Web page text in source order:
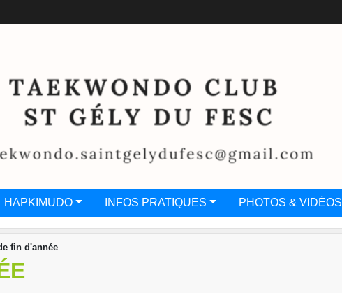
HAPKIMUDO INFOS PRATIQUES PHOTOS & VIDÉOS
fin d'année